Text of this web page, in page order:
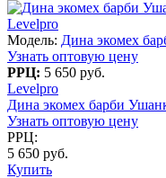
Levelpro
Модель: Дина экомех
Узнать оптовую цену
РРЦ: 5 650 руб.
Levelpro
Дина экомех барби
Узнать оптовую цену
РРЦ:
5 650 руб.
Купить